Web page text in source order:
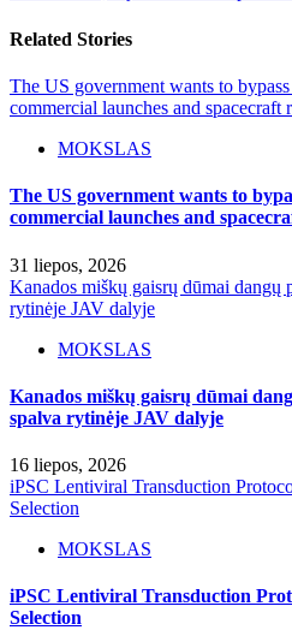
Related Stories
The US government wants to
commercial launches and spacecraft
MOKSLAS
The US government wants to
commercial launches and
31 liepos, 2026
Kanados miškų gaisrų dūmai dangų
rytinėje JAV dalyje
MOKSLAS
Kanados miškų gaisrų dūmai
spalva rytinėje JAV dalyje
16 liepos, 2026
iPSC Lentiviral Transduction
Selection
MOKSLAS
iPSC Lentiviral Transduction
Selection